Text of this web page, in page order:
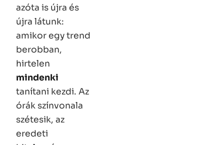
azóta is újra és
újra látunk:
amikor egy trend
berobban,
hirtelen
mindenki
tanítani kezdi. Az
órák színvonala
szétesik, az
eredeti